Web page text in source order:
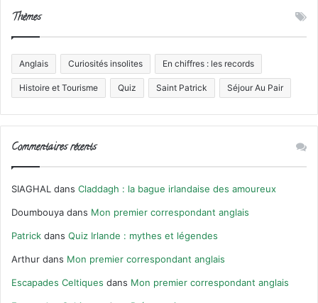
Thèmes
Anglais Curiosités insolites En chiffres : les records
Histoire et Tourisme Quiz Saint Patrick Séjour Au Pair
Commentaires récents
SIAGHAL dans Claddagh : la bague irlandaise des amoureux
Doumbouya dans Mon premier correspondant anglais
Patrick dans Quiz Irlande : mythes et légendes
Arthur dans Mon premier correspondant anglais
Escapades Celtiques dans Mon premier correspondant anglais